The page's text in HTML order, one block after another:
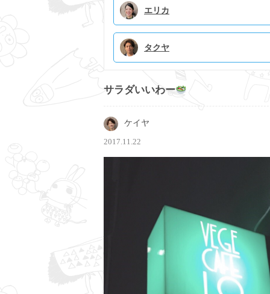
エリカ
タクヤ
サラダいいわー
ケイヤ
2017.11.22